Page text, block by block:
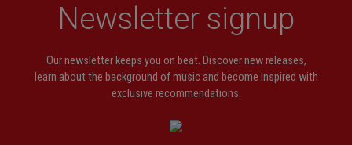
Newsletter signup
Our newsletter keeps you on beat. Discover new releases,
learn about the background of music and become inspired with
exclusive recommendations.